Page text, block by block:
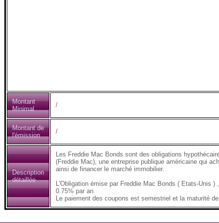
Montant
Minimal
/
Montant de
l'émission
/
Description
détaillée
Les Freddie Mac Bonds sont des obligations
(Freddie Mac), une entreprise publique américaine qui
ainsi de financer le marché immobilier.
L'Obligation émise par Freddie Mac Bonds ( Etats-Unis
0.75% par an.
Le paiement des coupons est semestriel et la maturité